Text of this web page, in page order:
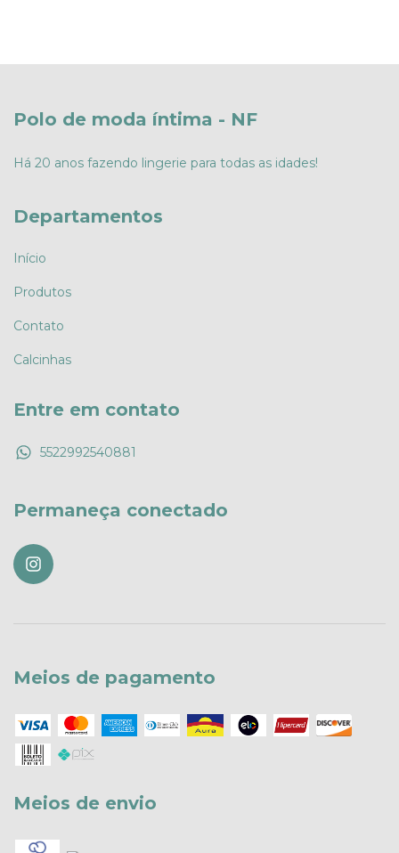
Polo de moda íntima - NF
Há 20 anos fazendo lingerie para todas as idades!
Departamentos
Início
Produtos
Contato
Calcinhas
Entre em contato
5522992540881
Permaneça conectado
Meios de pagamento
Meios de envio